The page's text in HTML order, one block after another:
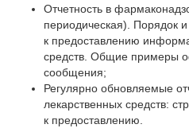
Отчетность в
периодическая). Порядок
к предоставлению
средств. Общие примеры
сообщения;
Регулярно обновляемые
лекарственных средств:
к предоставлению.